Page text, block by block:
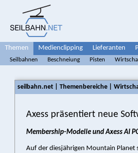
Themen Medienclipping Lieferanten
Seilbahnen Beschneiung Pisten
seilbahn.net | Themenbereiche |
Axess präsentiert neue
Membership-Modelle und Axess AI
Auf der diesjährigen Mountain Planet